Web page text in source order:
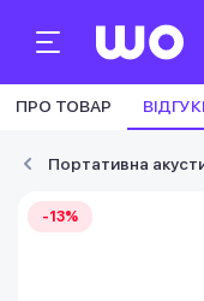
ПРО ТОВАР
Портативна
-13%